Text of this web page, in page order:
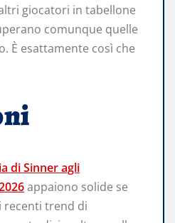
giocatori in tabellone
comunque quelle
È esattamente così che
di Sinner agli
appaiono solide se
recenti trend di